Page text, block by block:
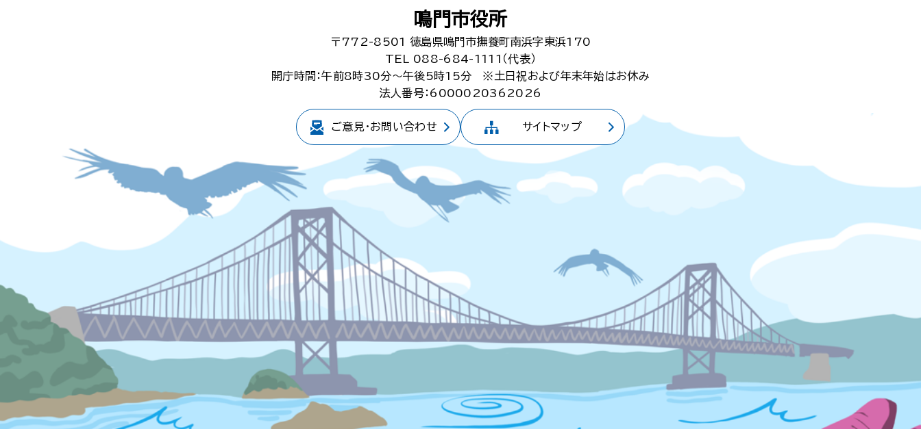
鳴門市役所
〒772-8501
徳島県鳴門市撫養町南浜字東浜170
TEL 088-684-1111（代表）
開庁時間：午前8時30分～午後5時15分
※土日祝および年末年始はお休み
法人番号：6000020362026
ご意見・お問い合わせ サイトマップ